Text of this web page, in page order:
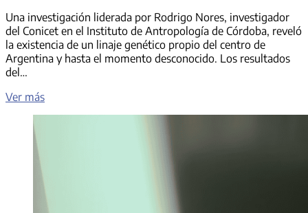
Una investigación liderada por Rodrigo Nores, investigador
del Conicet en el Instituto de Antropología de Córdoba, reveló
la existencia de un linaje genético propio del centro de
Argentina y hasta el momento desconocido. Los resultados
del…
Ver másConicet